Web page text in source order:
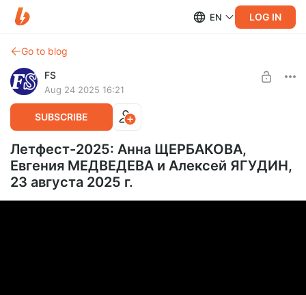
EN LOG IN
Go to blog
FS
Aug 24 2025 16:21
SUBSCRIBE
Летфест-2025: Анна ЩЕРБАКОВА,
Евгения МЕДВЕДЕВА и Алексей ЯГУДИН,
23 августа 2025 г.